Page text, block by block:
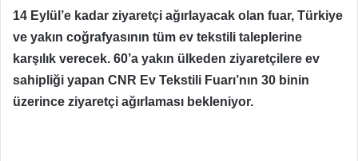
14 Eylül’e kadar ziyaretçi ağırlayacak olan fuar, Türkiye
ve yakın coğrafyasının tüm ev tekstili taleplerine
karşılık verecek. 60’a yakın ülkeden ziyaretçilere ev
sahipliği yapan CNR Ev Tekstili Fuarı’nın 30 binin
üzerince ziyaretçi ağırlaması bekleniyor.